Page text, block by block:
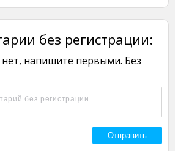
без регистрации:
напишите первыми. Без